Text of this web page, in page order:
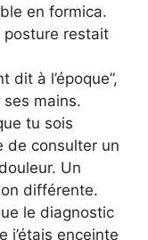
en formica.
posture restait
dit à l’époque”,
mains.
tu sois
de consulter un
Un
différente.
le diagnostic
j’étais enceinte